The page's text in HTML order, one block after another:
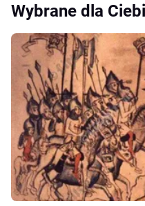
Wybrane dla